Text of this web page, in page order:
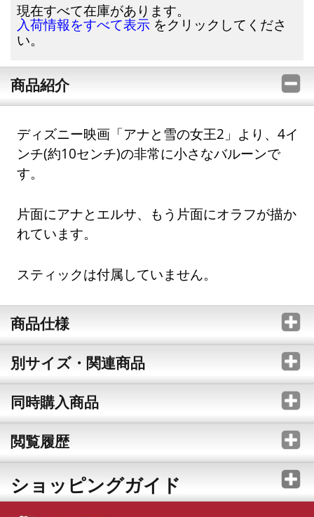
現在すべて在庫があります。
入荷情報をすべて表示 をクリックしてくださ
い。
商品紹介
ディズニー映画「アナと雪の女王2」より、4イ
ンチ(約10センチ)の非常に小さなバルーンで
す。
片面にアナとエルサ、もう片面にオラフが描か
れています。
スティックは付属していません。
商品仕様
別サイズ・関連商品
同時購入商品
閲覧履歴
ショッピングガイド